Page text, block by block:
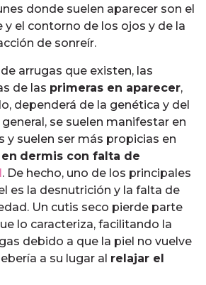
donde suelen aparecer son el
y el contorno de los ojos y de la
de sonreír.
arrugas que existen, las
de las primeras en aparecer,
dependerá de la genética y del
se suelen manifestar en
y suelen ser más propicias en
dermis con falta de
. De hecho, uno de los principales
es la desnutrición y la falta de
Un cutis seco pierde parte
lo caracteriza, facilitando la
debido a que la piel no vuelve
a su lugar al relajar el